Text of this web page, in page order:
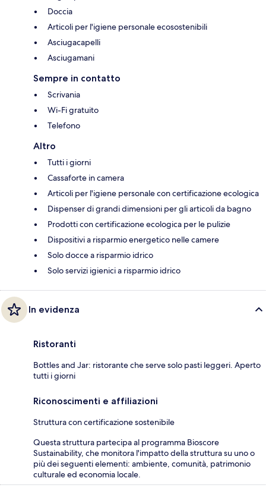
Doccia
Articoli per l'igiene personale ecosostenibili
Asciugacapelli
Asciugamani
Sempre in contatto
Scrivania
Wi-Fi gratuito
Telefono
Altro
Tutti i giorni
Cassaforte in camera
Articoli per l'igiene personale con certificazione ecologica
Dispenser di grandi dimensioni per gli articoli da bagno
Prodotti con certificazione ecologica per le pulizie
Dispositivi a risparmio energetico nelle camere
Solo docce a risparmio idrico
Solo servizi igienici a risparmio idrico
In evidenza
Ristoranti
Bottles and Jar: ristorante che serve solo pasti leggeri. Aperto
tutti i giorni
Riconoscimenti e affiliazioni
Struttura con certificazione sostenibile
Questa struttura partecipa al programma Bioscore
Sustainability, che monitora l'impatto della struttura su uno o
più dei seguenti elementi: ambiente, comunità, patrimonio
culturale ed economia locale.